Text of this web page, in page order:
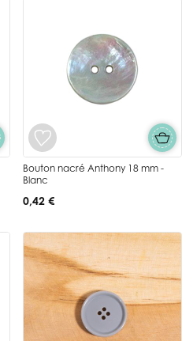
Bouton nacré Anthony 18 mm -
Blanc
0,42 €